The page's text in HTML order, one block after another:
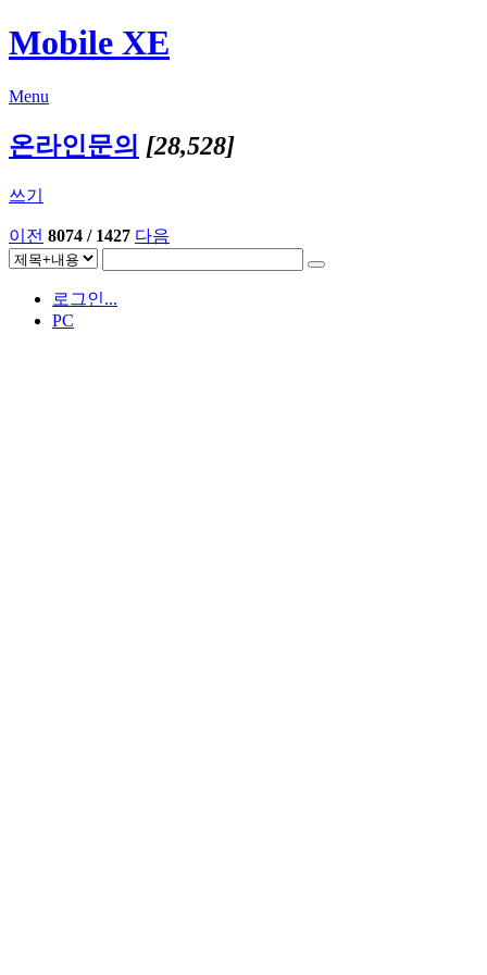
Mobile XE
Menu
온라인문의 [28,528]
쓰기
이전 8074 / 1427 다음
로그인...
PC